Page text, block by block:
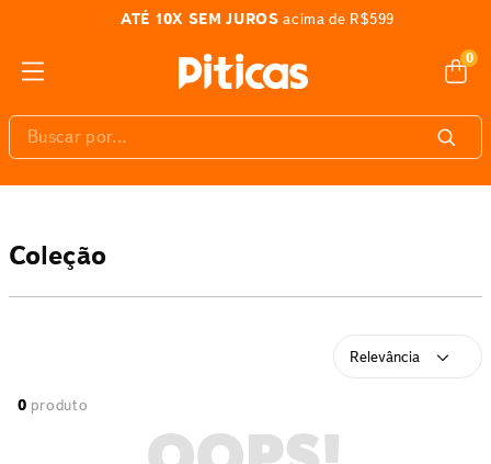
ATÉ 10X SEM JUROS acima de R$599
0
Buscar por...
Coleção
Relevância
0 produto